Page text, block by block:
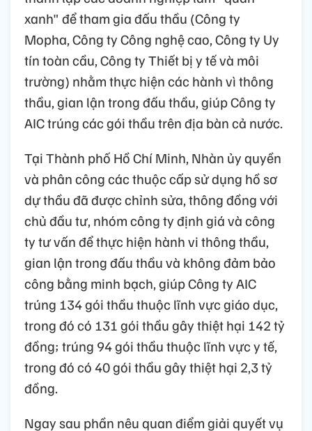
xanh" để tham gia đấu thầu (Công ty
Mopha, Công ty Công nghệ cao, Công ty Uy
tín toàn cầu, Công ty Thiết bị y tế và môi
trường) nhằm thực hiện các hành vì thông
thầu, gian lận trong đấu thầu, giúp Công ty
AIC trúng các gói thầu trên địa bàn cả nước.
Tại Thành phố Hồ Chí Minh, Nhàn ủy quyền
và phân công các thuộc cấp sử dụng hồ sơ
dự thầu đã được chỉnh sửa, thông đồng với
chủ đầu tư, nhóm công ty định giá và công
ty tư vấn để thực hiện hành vi thông thầu,
gian lận trong đấu thầu và không đảm bảo
công bằng minh bạch, giúp Công ty AIC
trúng 134 gói thầu thuộc lĩnh vực giáo dục,
trong đó có 131 gói thầu gây thiệt hại 142 tỷ
đồng; trúng 94 gói thầu thuộc lĩnh vực y tế,
trong đó có 40 gói thầu gây thiệt hại 2,3 tỷ
đồng.
Ngay sau phần nêu quan điểm giải quyết vụ